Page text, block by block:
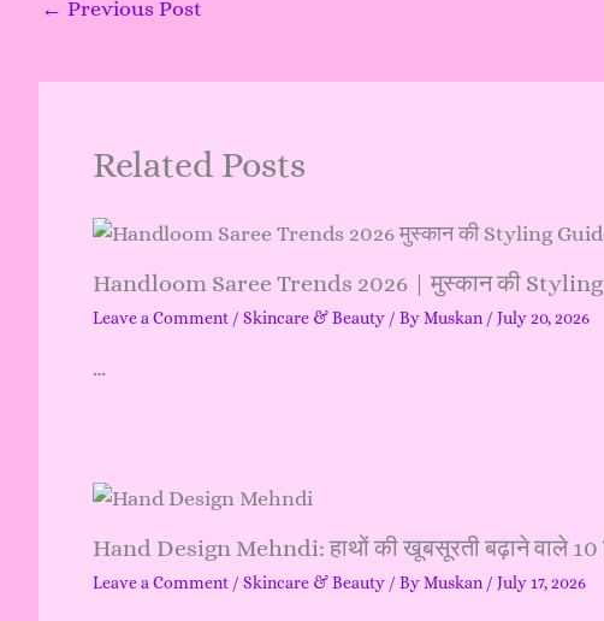
← Previous Post
Related Posts
Handloom Saree Trends 2026 | मुस्कान की
Leave a Comment / Skincare & Beauty / ByMuskan / July 20, 2026
…
Hand Design Mehndi: हाथों की खूबसूरती बढ़ाने वाले 10
Leave a Comment / Skincare & Beauty / ByMuskan / July 17, 2026